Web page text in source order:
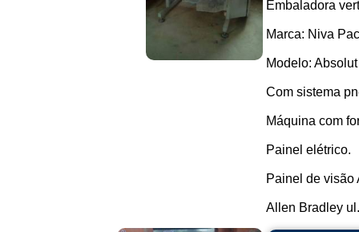
Embaladora
Marca: Niva
Modelo:
Com sistema
Máquina com
Painel elétrico.
Painel de visão
Allen Bradley